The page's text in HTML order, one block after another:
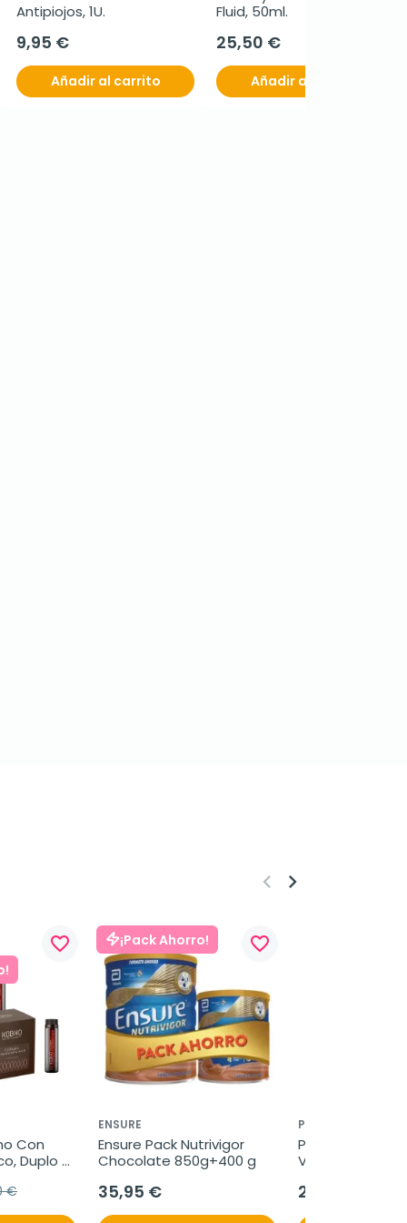
Antipiojos, 1U.
9,95 €
Añadir al carrito
Fluid, 50ml.
25,50 €
Añadir al carrito
favorite_border
Con
Duplo
€
¡Pack Ahorro! favorite_border
ENSURE
Ensure Pack Nutrivigor
Chocolate 850g+400 g
35,95 €
PROCARE HEALTH
Palomacare
Vaginales, 10
23,95 €
keyboard_arrow_left keyboard_arrow_right